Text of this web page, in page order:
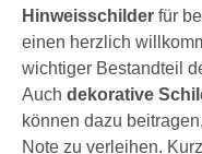
Hinweisschilder für
einen herzlich
wichtiger Bestandteil
Auch dekorative
können dazu
Note zu verleihen.